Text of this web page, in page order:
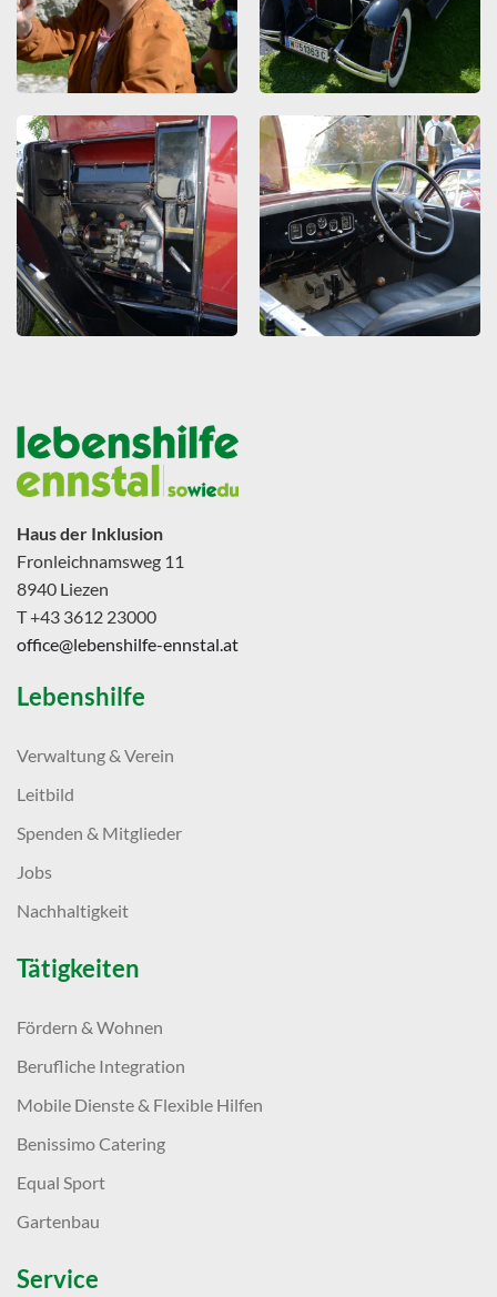
ZOOMEN ZOOMEN
Haus der Inklusion
Fronleichnamsweg 11
8940 Liezen
T +43 3612 23000
office@lebenshilfe-ennstal.at
Lebenshilfe
Verwaltung & Verein
Leitbild
Spenden & Mitglieder
Jobs
Nachhaltigkeit
Tätigkeiten
Fördern & Wohnen
Berufliche Integration
Mobile Dienste & Flexible Hilfen
Benissimo Catering
Equal Sport
Gartenbau
Service